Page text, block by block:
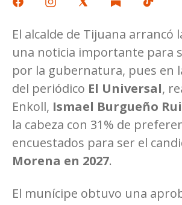
El alcalde de Tijuana arrancó
una noticia importante para
por la gubernatura, pues en
del periódico El Universal,
Enkoll, Ismael Burgueño
la cabeza con 31% de
encuestados para ser el
Morena en 2027.
El munícipe obtuvo una